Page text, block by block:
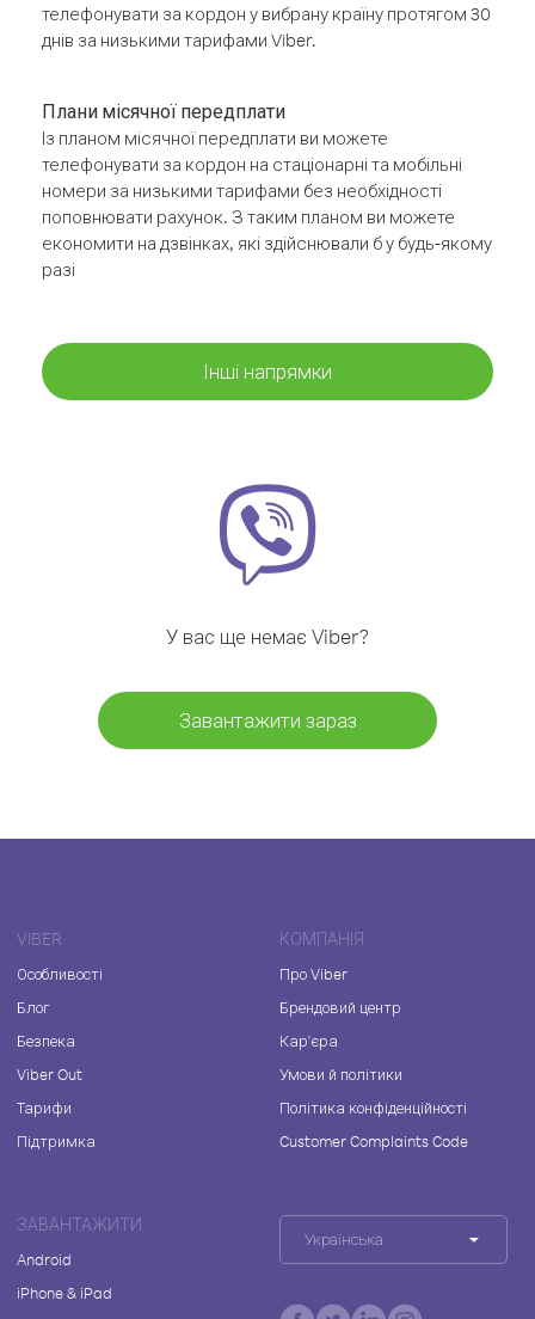
телефонувати за кордон у вибрану країну протягом 30
днів за низькими тарифами Viber.
Плани місячної передплати
Із планом місячної передплати ви можете
телефонувати за кордон на стаціонарні та мобільні
номери за низькими тарифами без необхідності
поповнювати рахунок. З таким планом ви можете
економити на дзвінках, які здійснювали б у будь-якому
разі
Інші напрямки
У вас ще немає Viber?
Завантажити зараз
VIBER
Особливості
Блог
Безпека
Viber Out
Тарифи
Підтримка
КОМПАНІЯ
Про Viber
Брендовий центр
Кар'єра
Умови й політики
Політика конфіденційності
Customer Complaints Code
ЗАВАНТАЖИТИ
Android
iPhone & iPad
Українська